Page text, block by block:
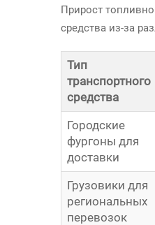
Прирост
средства из-за
Тип
транспортного
средства
Городские
фургоны для
доставки
Грузовики для
региональных
перевозок